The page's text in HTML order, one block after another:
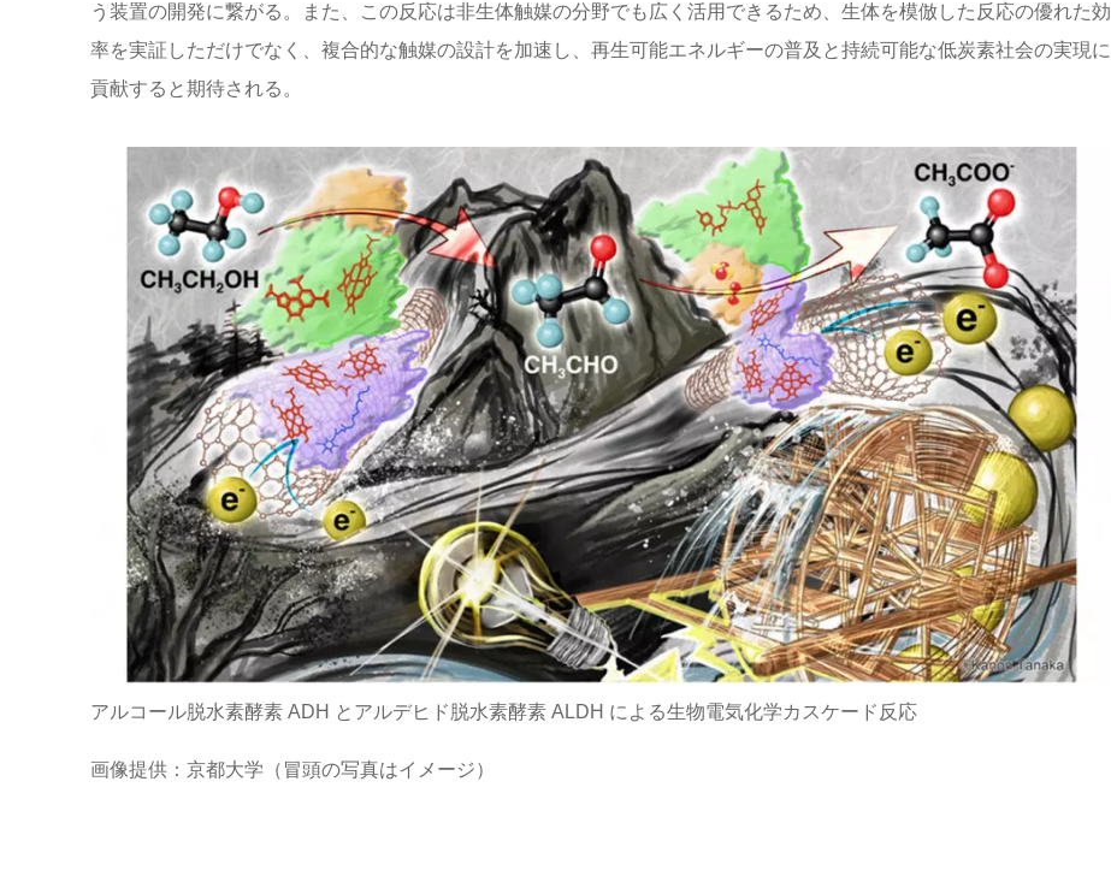
う装置の開発に繋がる。また、この反応は非生体触媒の分野でも広く活用できるため、生体を模倣した反応の優れた効
率を実証しただけでなく、複合的な触媒の設計を加速し、再生可能エネルギーの普及と持続可能な低炭素社会の実現に
貢献すると期待される。
アルコール脱水素酵素 ADH とアルデヒド脱水素酵素 ALDH による生物電気化学カスケード反応
画像提供：京都大学（冒頭の写真はイメージ）